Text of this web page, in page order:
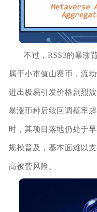
不过，RSS3的暴涨
属于小市值山寨币，流
进出极易引发价格剧烈
暴涨币种后续回调概率
时，其项目落地仍处于
规模普及，基本面难以
高被套风险。